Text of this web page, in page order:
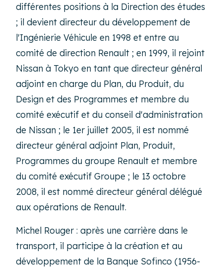
différentes positions à la Direction des études
; il devient directeur du développement de
l'Ingénierie Véhicule en 1998 et entre au
comité de direction Renault ; en 1999, il rejoint
Nissan à Tokyo en tant que directeur général
adjoint en charge du Plan, du Produit, du
Design et des Programmes et membre du
comité exécutif et du conseil d'administration
de Nissan ; le 1er juillet 2005, il est nommé
directeur général adjoint Plan, Produit,
Programmes du groupe Renault et membre
du comité exécutif Groupe ; le 13 octobre
2008, il est nommé directeur général délégué
aux opérations de Renault.
Michel Rouger : après une carrière dans le
transport, il participe à la création et au
développement de la Banque Sofinco (1956-